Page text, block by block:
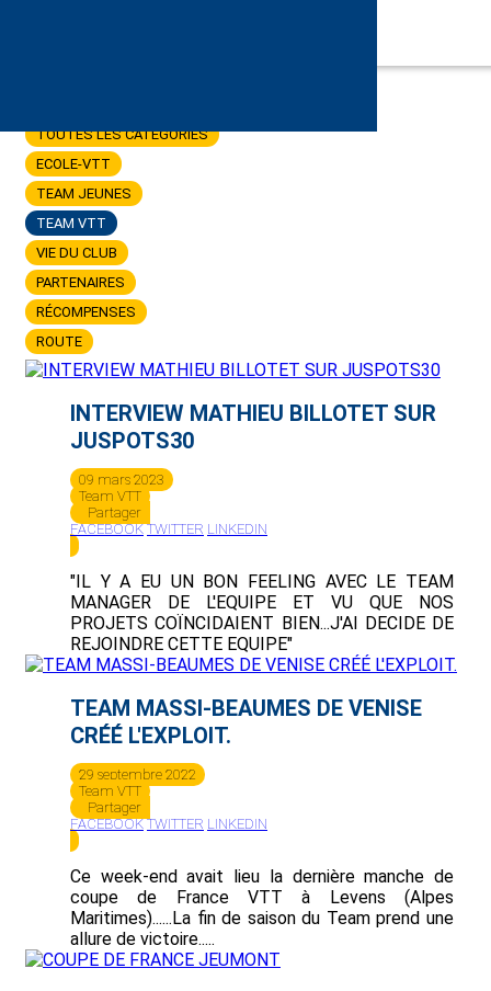
TOUTES LES CATÉGORIES
ECOLE-VTT
TEAM JEUNES
TEAM VTT
VIE DU CLUB
PARTENAIRES
RÉCOMPENSES
ROUTE
INTERVIEW MATHIEU BILLOTET SUR
JUSPOTS30
09 mars 2023
Team VTT
Partager
FACEBOOK TWITTER LINKEDIN
"IL Y A EU UN BON FEELING AVEC LE TEAM
MANAGER DE L'EQUIPE ET VU QUE NOS
PROJETS COÏNCIDAIENT BIEN...J'AI DECIDE DE
REJOINDRE CETTE EQUIPE"
TEAM MASSI-BEAUMES DE VENISE
CRÉÉ L'EXPLOIT.
29 septembre 2022
Team VTT
Partager
FACEBOOK TWITTER LINKEDIN
Ce week-end avait lieu la dernière manche de
coupe de France VTT à Levens (Alpes
Maritimes)......La fin de saison du Team prend une
allure de victoire.....